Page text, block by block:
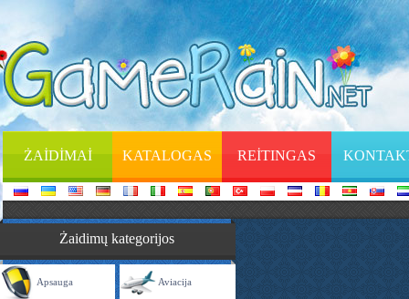
ŻAİDİMAİ KATALOGAS REİTINGAS
Żaidimų kategorijos
Apsauga Aviacija